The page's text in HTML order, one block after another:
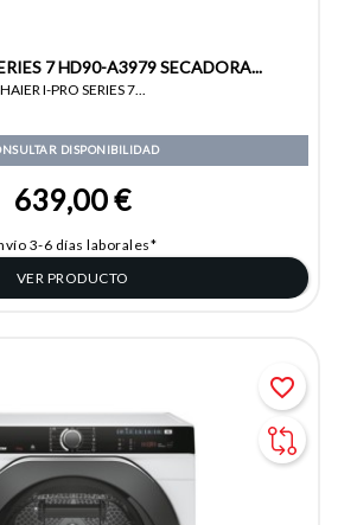
7 HD90-A3979 SECADORA...
HAIER I-PRO SERIES 7...
DISPONIBILIDAD
639,00 €
3-6 días laborales*
VER PRODUCTO
favorite_border